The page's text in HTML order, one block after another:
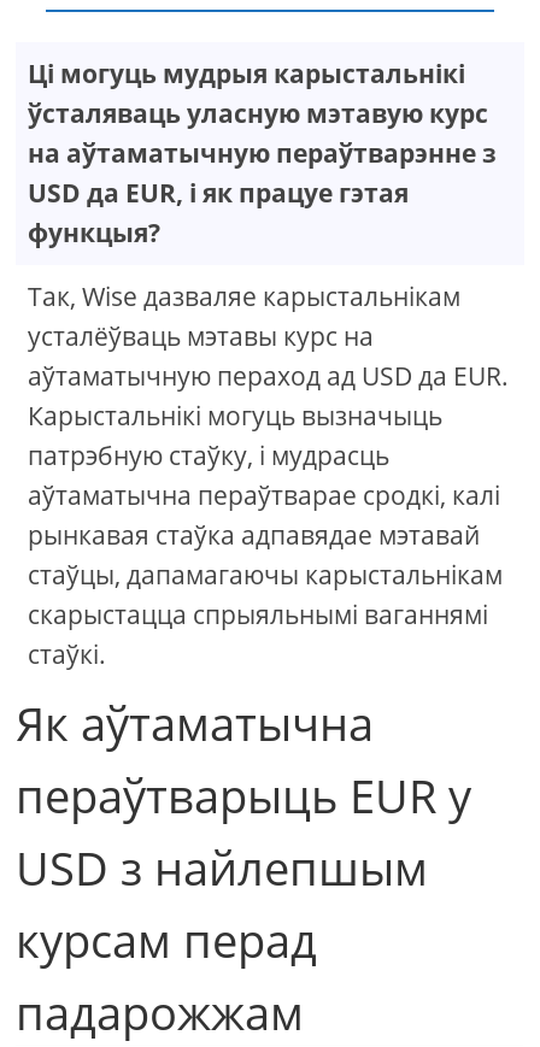
Ці могуць мудрыя карыстальнікі
ўсталяваць уласную мэтавую курс
на аўтаматычную пераўтварэнне з
USD да EUR, і як працуе гэтая
функцыя?
Так, Wise дазваляе карыстальнікам
усталёўваць мэтавы курс на
аўтаматычную пераход ад USD да EUR.
Карыстальнікі могуць вызначыць
патрэбную стаўку, і мудрасць
аўтаматычна пераўтварае сродкі, калі
рынкавая стаўка адпавядае мэтавай
стаўцы, дапамагаючы карыстальнікам
скарыстацца спрыяльнымі ваганнямі
стаўкі.
Як аўтаматычна
пераўтварыць EUR у
USD з найлепшым
курсам перад
падарожжам